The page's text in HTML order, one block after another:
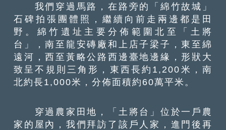
我們穿過馬路，在路旁的「綿竹故城」
石碑拍張團體照，繼續向前走兩邊都是田
野。綿竹遺址主要分佈範圍北至「土將
台」，南至龍安磚廠和上店子梁子，東至綿
遠河，西至黃略公路西邊臺地邊緣，形狀大
致呈不規則三角形，東西長約1,200米，南
北約長1,000米，分佈面積約60萬平米。
穿過農家田地，「土將台」位於一戶農
家的屋內，我們拜訪了該戶人家，進門後再